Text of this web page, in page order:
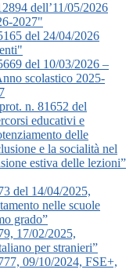
dell’11/05/2026
2027"
del 24/04/2026
del 10/03/2026 –
scolastico 2025-
n. 81652 del
educativi e
delle
e la socialità nel
estiva delle lezioni”
del 14/04/2025,
nelle scuole
grado”
17/02/2025,
per stranieri”
09/10/2024, FSE+,